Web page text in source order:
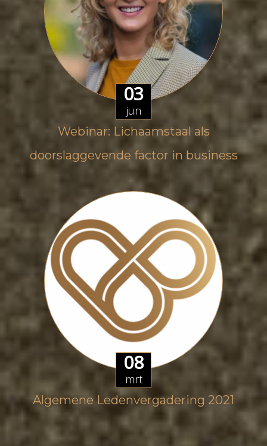
03
jun
Webinar: Lichaamstaal als
doorslaggevende factor in business
08
mrt
Algemene Ledenvergadering 2021